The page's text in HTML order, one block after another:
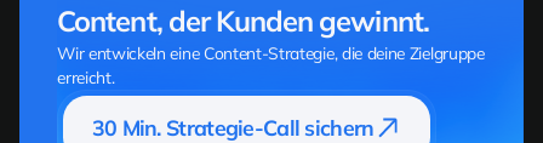
Content, der Kunden gewinnt.
Wir entwickeln eine Content-Strategie, die deine Zielgruppe
erreicht.
30 Min. Strategie-Call sichern